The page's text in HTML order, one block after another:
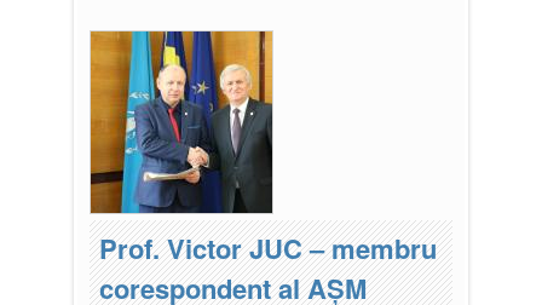
Prof. Victor JUC – membru
corespondent al AȘM